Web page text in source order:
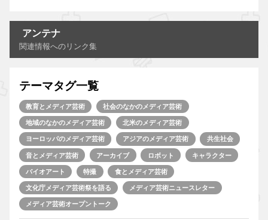
アンテナ
関連情報へのリンク集
テーマタグ一覧
教育とメディア芸術 社会のなかのメディア芸術
地域のなかのメディア芸術 北米のメディア芸術
ヨーロッパのメディア芸術 アジアのメディア芸術 共生社会
音とメディア芸術 アーカイブ ロボット キャラクター
バイオアート 特撮 食とメディア芸術
文化庁メディア芸術祭を語る メディア芸術ニュースレター
メディア芸術オープントーク